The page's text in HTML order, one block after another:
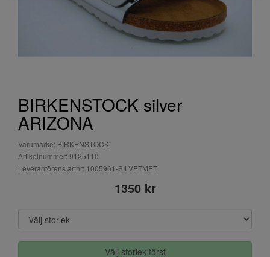
BIRKENSTOCK silver
ARIZONA
Varumärke: BIRKENSTOCK
Artikelnummer: 9125110
Leverantörens artnr: 1005961-SILVETMET
1350 kr
Välj storlek först